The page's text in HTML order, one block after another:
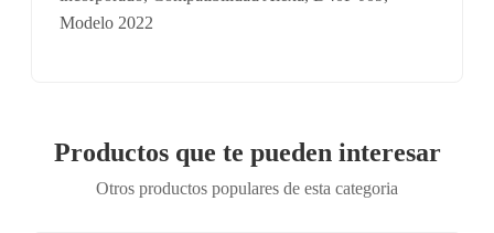
Modelo 2022
Productos que te pueden interesar
Otros productos populares de esta categoria